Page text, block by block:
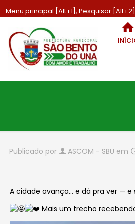
Menu principal [Alt+1], Pesquisar
Publicado por ASCOM - SBU em
A cidade avança… e dá pra ver —
Mais um trecho